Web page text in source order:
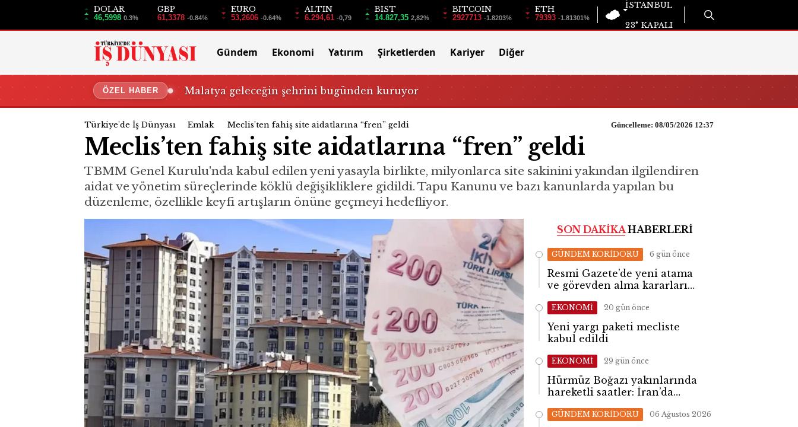
DOLAR
46,5998 0.3%
GBP
61,3378 -0.84%
EURO
53,2606 -0.64%
ALTIN
6.294,61 -0,79
BIST
14.827,35 2,82%
BITCOIN
2927713 -1.8203%
ETH
79393 -1.81301%
İSTANBUL
23° KAPALI
Gündem Ekonomi Yatırım Şirketlerden Kariyer Diğer
ÖZEL HABER Malatya geleceğin şehrini bugünden kuruyor
Türkiye'de İş Dünyası Emlak Meclis’ten fahiş site aidatlarına “fren” geldi Güncelleme: 08/05/2026 12:37
Meclis’ten fahiş site aidatlarına “fren” geldi
TBMM Genel Kurulu'nda kabul edilen yeni yasayla birlikte, milyonlarca site sakinini yakından ilgilendiren
aidat ve yönetim süreçlerinde köklü değişikliklere gidildi. Tapu Kanunu ve bazı kanunlarda yapılan bu
düzenleme, özellikle keyfi artışların önüne geçmeyi hedefliyor.
SON DAKİKAHABERLERİ
GÜNDEM KORİDORU 6 gün önce
Resmi Gazete’de yeni atama
ve görevden alma kararları
EKONOMİ 20 gün önce
Yeni yargı paketi mecliste
kabul edildi
EKONOMİ 29 gün önce
Hürmüz Boğazı yakınlarında
hareketli saatler: İran’da
GÜNDEM KORİDORU 06 Ağustos 2026